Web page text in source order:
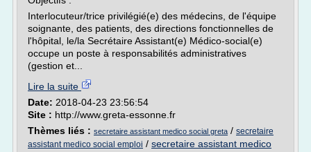
Interlocuteur/trice privilégié(e) des médecins, de l'équipe
soignante, des patients, des directions fonctionnelles de
l'hôpital, le/la Secrétaire Assistant(e) Médico-social(e)
occupe un poste à responsabilités administratives
(gestion et...
Lire la suite
Date: 2018-04-23 23:56:54
Site : http://www.greta-essonne.fr
Thèmes liés : secretaire assistant medico social greta / secretaire
assistant medico social emploi / secretaire assistant medico